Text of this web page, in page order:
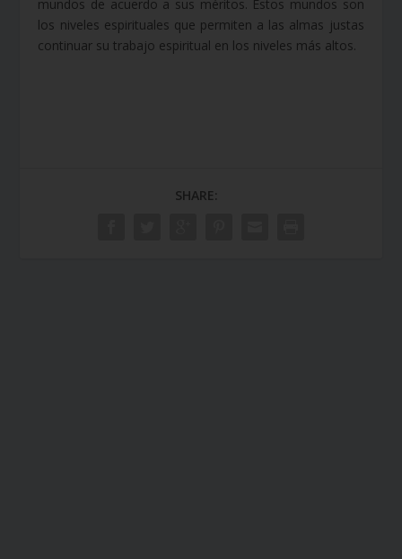
mundos de acuerdo a sus méritos. Estos mundos son
los niveles espirituales que permiten a las almas justas
continuar su trabajo espiritual en los niveles más altos.
SHARE: